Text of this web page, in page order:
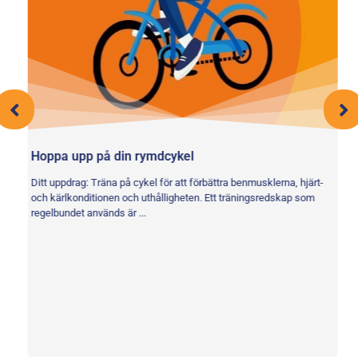
Hoppa upp på din rymdcykel
Ditt uppdrag: Träna på cykel för att förbättra benmusklerna, hjärt-
och kärlkonditionen och uthålligheten. Ett träningsredskap som
regelbundet används är ...